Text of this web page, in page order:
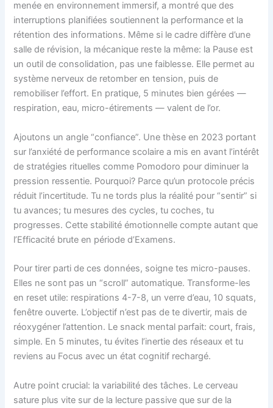
menée en environnement immersif, a montré que des
interruptions planifiées soutiennent la performance et la
rétention des informations. Même si le cadre diffère d’une
salle de révision, la mécanique reste la même: la Pause est
un outil de consolidation, pas une faiblesse. Elle permet au
système nerveux de retomber en tension, puis de
remobiliser l’effort. En pratique, 5 minutes bien gérées —
respiration, eau, micro-étirements — valent de l’or.
Ajoutons un angle “confiance”. Une thèse en 2023 portant
sur l’anxiété de performance scolaire a mis en avant l’intérêt
de stratégies rituelles comme Pomodoro pour diminuer la
pression ressentie. Pourquoi? Parce qu’un protocole précis
réduit l’incertitude. Tu ne tords plus la réalité pour “sentir” si
tu avances; tu mesures des cycles, tu coches, tu
progresses. Cette stabilité émotionnelle compte autant que
l’Efficacité brute en période d’Examens.
Pour tirer parti de ces données, soigne tes micro-pauses.
Elles ne sont pas un “scroll” automatique. Transforme-les
en reset utile: respirations 4-7-8, un verre d’eau, 10 squats,
fenêtre ouverte. L’objectif n’est pas de te divertir, mais de
réoxygéner l’attention. Le snack mental parfait: court, frais,
simple. En 5 minutes, tu évites l’inertie des réseaux et tu
reviens au Focus avec un état cognitif rechargé.
Autre point crucial: la variabilité des tâches. Le cerveau
sature plus vite sur de la lecture passive que sur de la